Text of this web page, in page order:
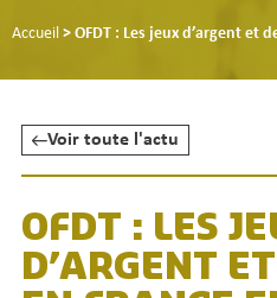
Accueil > OFDT : Les jeux d’argent et
Voir toute l'actu
OFDT : LES
D’ARGENT